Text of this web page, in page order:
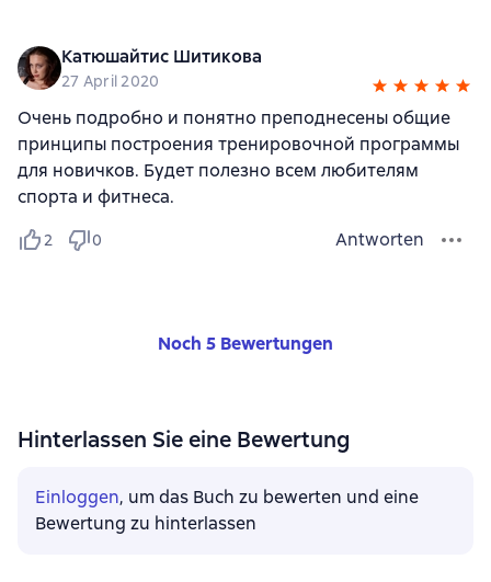
Катюшайтис Шитикова
27 April 2020
Очень подробно и понятно преподнесены общие
принципы построения тренировочной программы
для новичков. Будет полезно всем любителям
спорта и фитнеса.
2 0 Antworten
Noch 5 Bewertungen
Hinterlassen Sie eine Bewertung
Einloggen, um das Buch zu bewerten und eine
Bewertung zu hinterlassen